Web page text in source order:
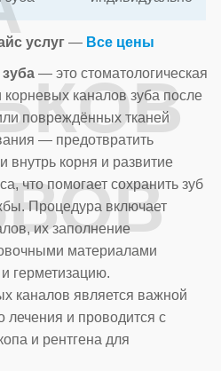
услуг — Все цены
— это стоматологическая
корневых каналов зуба после
повреждённых тканей
— предотвратить
внутрь корня и развитие
что помогает сохранить зуб
Процедура включает
их заполнение
материалами
герметизацию.
каналов является важной
лечения и проводится с
и рентгена для